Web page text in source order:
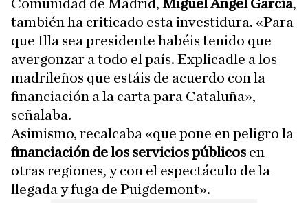
Comunidad de Madrid, Miguel Ángel García,
también ha criticado esta investidura. «Para
que Illa sea presidente habéis tenido que
avergonzar a todo el país. Explicadle a los
madrileños que estáis de acuerdo con la
financiación a la carta para Cataluña»,
señalaba.
Asimismo, recalcaba «que pone en peligro la
financiación de los servicios públicos en
otras regiones, y con el espectáculo de la
llegada y fuga de Puigdemont».